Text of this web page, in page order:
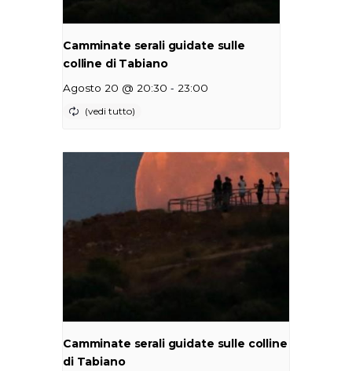
Camminate serali guidate sulle
colline di Tabiano
Agosto 20 @ 20:30 - 23:00
Camminate serali guidate sulle colline
di Tabiano